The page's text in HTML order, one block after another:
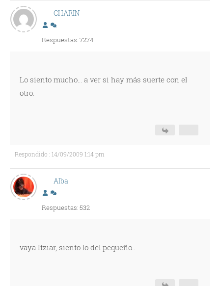
CHARIN
Respuestas: 7274
Lo siento mucho... a ver si hay más suerte con el
otro.
Respondido : 14/09/2009 1:14 pm
Alba
Respuestas: 532
vaya Itziar, siento lo del pequeño..